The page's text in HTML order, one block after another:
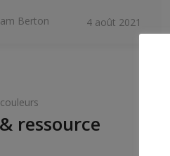
Berton 4 août 2021
ressource